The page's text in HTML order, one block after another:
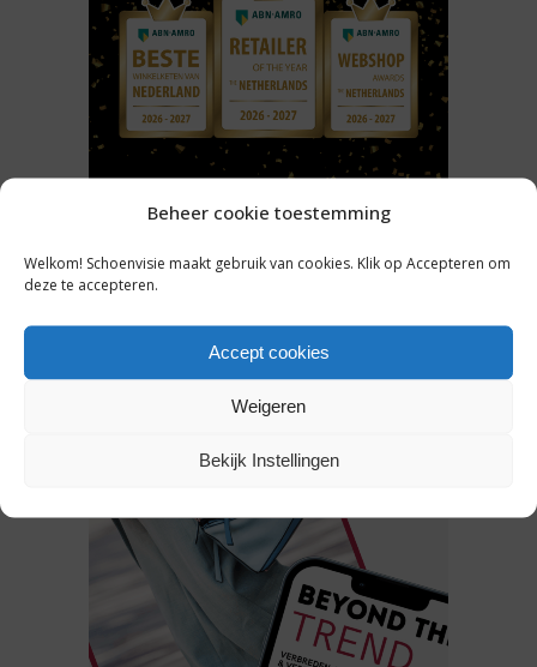
Beheer cookie toestemming
Welkom! Schoenvisie maakt gebruik van cookies. Klik op Accepteren om
deze te accepteren.
Accept cookies
Weigeren
Bekijk Instellingen
GENOMINEERDEN ABN AMRO
BESTE WINKELKETEN 2026-
MODE- EN
SCHOENENPRIJZEN?